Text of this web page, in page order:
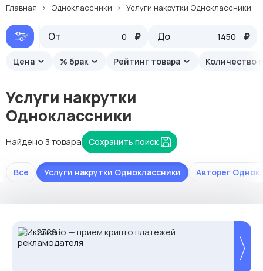
Главная Одноклассники Услуги накрутки Одноклассники
Дороже
От ₽ До ₽
Цена % брак Рейтинг товара Количество
Услуги накрутки
Одноклассники
Найдено 3 товара Сохранить поиск
Все Авторег
Услуги накрутки Одноклассники
-35% на прокси с высоким IP Score.
Промокод: MASK35. Чистые IP, минимум
Proxys.io - лучшие прокси 💚 Подберём под
ваши задачи 🚀 Промокод Store - 20% на всё!
2328.io — прием крипто платежей